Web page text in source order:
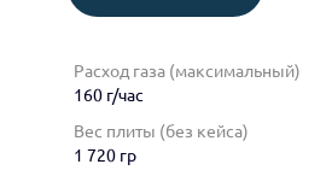
Расход газа (максимальный)
160 г/час
Вес плиты (без кейса)
1 720 гр